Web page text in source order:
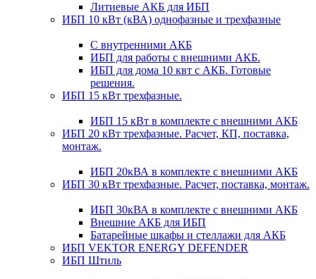
Литиевые АКБ для ИБП
ИБП 10 кВт (кВА) однофазные и трехфазные
С внутренними АКБ
ИБП для работы с внешними АКБ.
ИБП для дома 10 квт с АКБ. Готовые
решения.
ИБП 15 кВт трехфазные.
ИБП 15 кВт в комплекте с внешними АКБ
ИБП 20 кВт трехфазные. Расчет, КП, поставка,
монтаж.
ИБП 20кВА в комплекте с внешними АКБ
ИБП 30 кВт трехфазные. Расчет, поставка, монтаж.
ИБП 30кВА в комплекте с внешними АКБ
Внешние АКБ для ИБП
Батарейные шкафы и стеллажи для АКБ
ИБП VEKTOR ENERGY DEFENDER
ИБП Штиль